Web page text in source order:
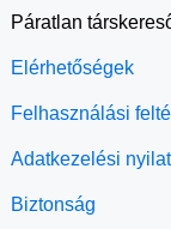
Páratlan
Elérhetőségek
Felhasználási
Adatkezelési
Biztonság